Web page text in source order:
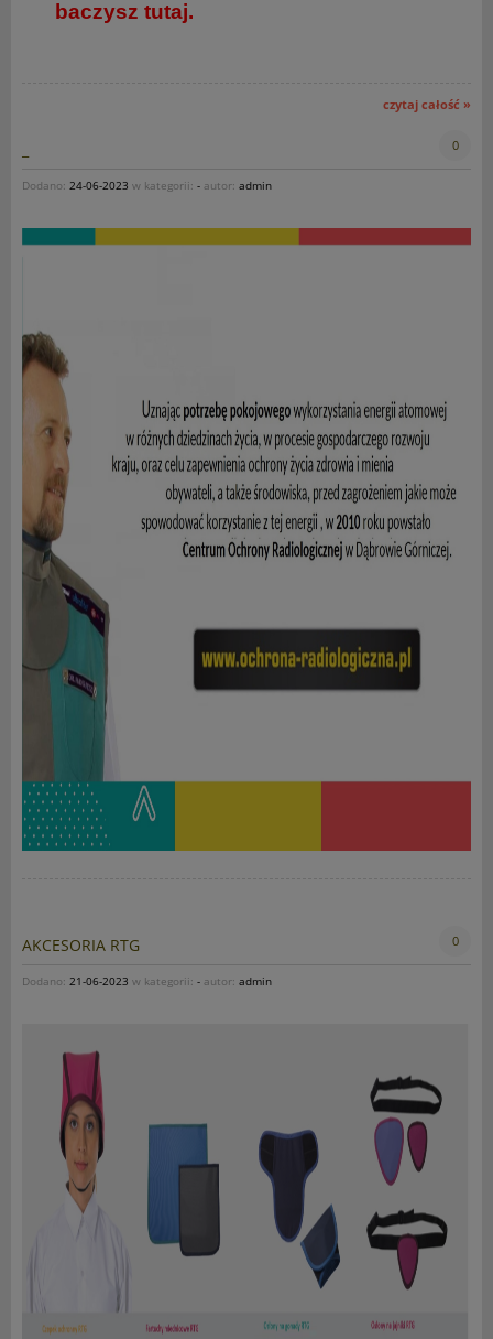
baczysz tutaj.
czytaj całość »
0
Dodano: 24-06-2023 w kategorii: - autor: admin
AKCESORIA RTG 0
Dodano: 21-06-2023 w kategorii: - autor: admin